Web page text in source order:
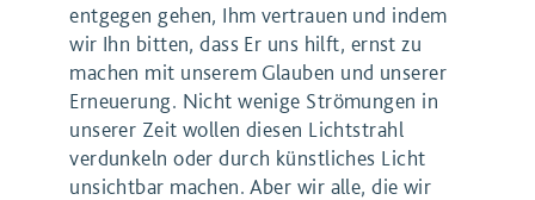
entgegen gehen, Ihm vertrauen und indem
wir Ihn bitten, dass Er uns hilft, ernst zu
machen mit unserem Glauben und unserer
Erneuerung. Nicht wenige Strömungen in
unserer Zeit wollen diesen Lichtstrahl
verdunkeln oder durch künstliches Licht
unsichtbar machen. Aber wir alle, die wir